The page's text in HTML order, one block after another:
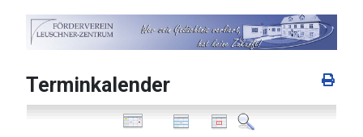
Terminkalender